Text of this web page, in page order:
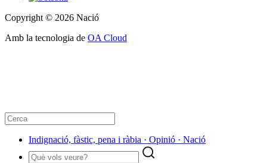
Copyright © 2026 Nació
Amb la tecnologia de OA Cloud
Indignació, fàstic, pena i ràbia · Opinió · Nació